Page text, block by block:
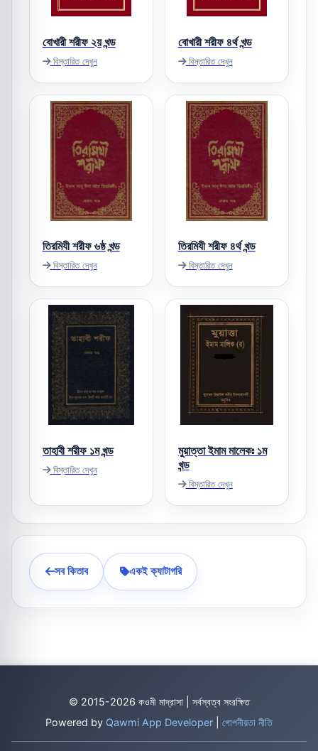
বোখারী শরীফ ২য় খন্ড
বিস্তারিত দেখুন
বোখারী শরীফ ৪র্থ খন্ড
বিস্তারিত দেখুন
তিরমিযী শরীফ ৬ষ্ঠ খন্ড
বিস্তারিত দেখুন
তিরমিযী শরীফ ৪র্থ খন্ড
বিস্তারিত দেখুন
তাহাবী শরীফ ১ম খন্ড
বিস্তারিত দেখুন
মুয়াত্তা ইমাম মালেকঃ ১ম
খন্ড
বিস্তারিত দেখুন
সব কিতাব একই ক্যাটাগরি
© 2015-2026 কওমী মাদ্রাসা | সর্বস্বত্ব সংরক্ষিত
Powered by Qawmi App Developer গোপনীয়তা নীতি